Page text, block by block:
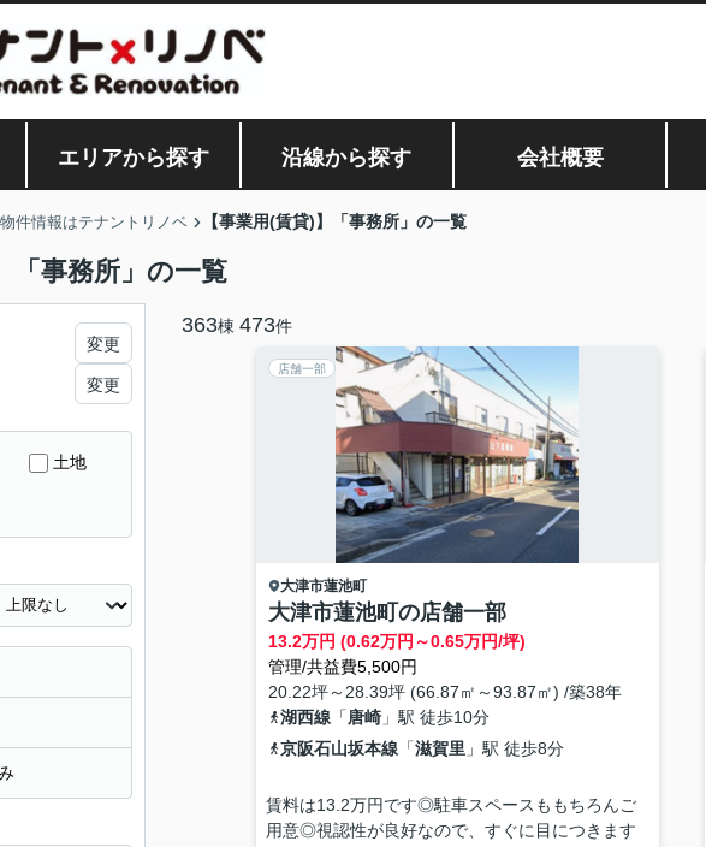
エリアから探す 沿線から探す 会社概要
件情報はテナントリノベ 【事業用(賃貸)】「事務所」の一覧
「事務所」の一覧
363棟 473件
店舗一部
大津市蓮池町
大津市蓮池町の店舗一部
13.2万円 (0.62万円～0.65万円/坪)
管理/共益費5,500円
20.22坪～28.39坪 (66.87㎡～93.87㎡) /築38年
湖西線「唐崎」駅 徒歩10分
京阪石山坂本線「滋賀里 」駅 徒歩8分
賃料は13.2万円です◎駐車スペースももちろんご
用意◎視認性が良好なので、すぐに目につきます
変更
変更
土地